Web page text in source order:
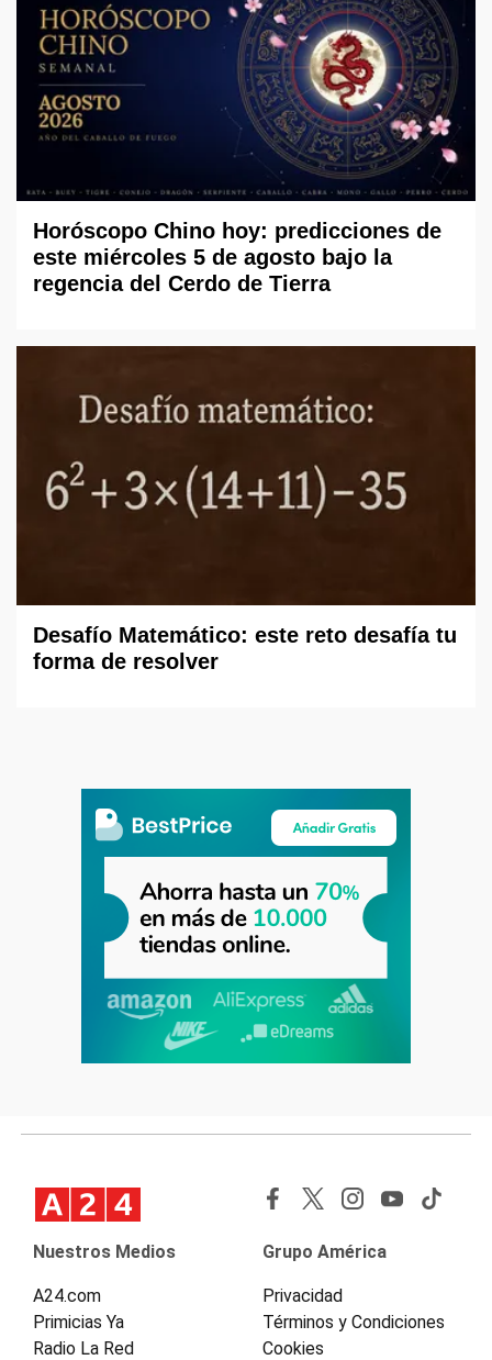
Horóscopo Chino hoy: predicciones de
este miércoles 5 de agosto bajo la
regencia del Cerdo de Tierra
Desafío Matemático: este reto desafía tu
forma de resolver
Nuestros Medios
A24.com
Primicias Ya
Radio La Red
Grupo América
Privacidad
Términos y Condiciones
Cookies